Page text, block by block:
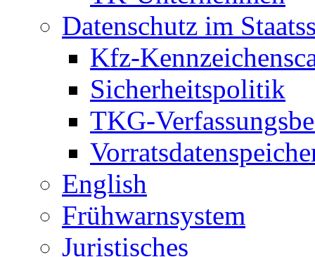
Datenschutz im
Kfz-
Sicherheitspolitik
TKG-
English
Frühwarnsystem
Juristisches